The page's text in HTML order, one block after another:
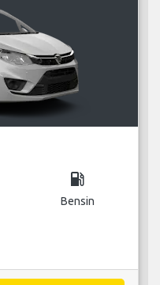
local_gas_station
Bensin